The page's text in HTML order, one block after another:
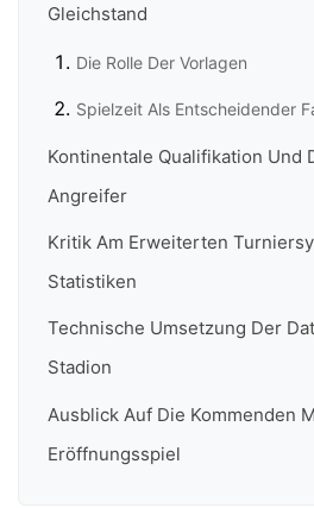
Gleichstand
Die Rolle Der Vorlagen
Spielzeit Als Entscheidender
Kontinentale Qualifikation Und
Angreifer
Kritik Am Erweiterten
Statistiken
Technische Umsetzung Der
Stadion
Ausblick Auf Die Kommenden
Eröffnungsspiel